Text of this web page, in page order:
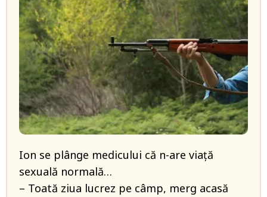
Ion se plânge medicului că n-are viață
sexuală normală…
– Toată ziua lucrez pe câmp, merg acasă